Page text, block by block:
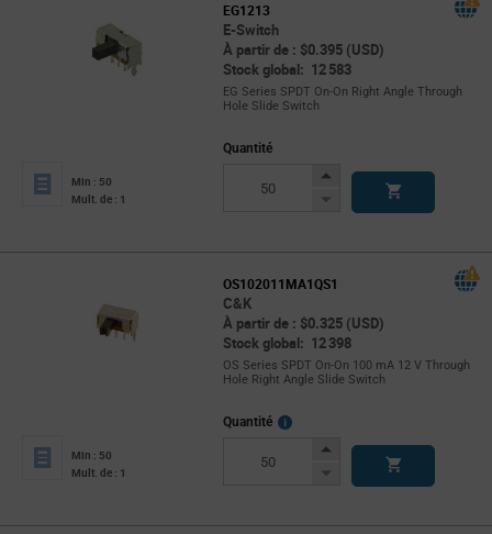
EG1213
E-Switch
À partir de : $0.395 (USD)
Stock global: 12 583
EG Series SPDT On-On Right Angle Through
Hole Slide Switch
Min : 50
Mult. de : 1
Quantité
Increase
Decrease
OS102011MA1QS1
C&K
À partir de : $0.325 (USD)
Stock global: 12 398
OS Series SPDT On-On 100 mA 12 V Through
Hole Right Angle Slide Switch
Min : 50
Mult. de : 1
Quantité
More
Increase
Decrease